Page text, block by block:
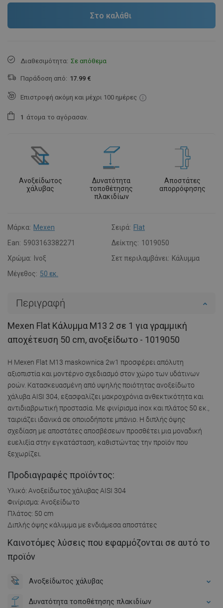
Στο καλάθι
Διαθεσιμότητα: Σε απόθεμα
Παράδοση από: 17.99 €
Επιστροφή ακόμη και μέχρι 100 ημέρες
1 άτομα το αγόρασαν.
Ανοξείδωτος
χάλυβας
Δυνατότητα
τοποθέτησης
πλακιδίων
Αποστάτες
απορρόφησης
Μάρκα: Mexen Σειρά: Flat
Ean: 5903163382271 Δείκτης: 1019050
Χρώμα: Ινοξ Σετ περιλαμβάνει: Κάλυμμα
Μέγεθος: 50 εκ.
Περιγραφή
Mexen Flat Κάλυμμα M13 2 σε 1 για γραμμική
αποχέτευση 50 cm, ανοξείδωτο - 1019050
Η Mexen Flat M13 maskownica 2w1 προσφέρει απόλυτη
αξιοπιστία και μοντέρνο σχεδιασμό στον χώρο των υδάτινων
ροών. Κατασκευασμένη από υψηλής ποιότητας ανοξείδωτο
χάλυβα AISI 304, εξασφαλίζει μακροχρόνια ανθεκτικότητα και
αντιδιαβρωτική προστασία. Με φινίρισμα inox και πλάτος 50 εκ.,
ταιριάζει ιδανικά σε οποιοδήποτε μπάνιο. Η διπλής όψης
σχεδίαση με αποστάτες αποσβέσεων προσθέτει μια μοναδική
ευελιξία στην εγκατάσταση, καθιστώντας την προϊόν που
ξεχωρίζει.
Προδιαγραφές προϊόντος:
Υλικό: Ανοξείδωτος χάλυβας AISI 304
Φινίρισμα: Ανοξείδωτο
Πλάτος: 50 cm
Διπλής όψης κάλυμμα με ενδιάμεσα αποστάτες
Καινοτόμες λύσεις που εφαρμόζονται σε αυτό το
προϊόν
Ανοξείδωτος χάλυβας
Δυνατότητα τοποθέτησης πλακιδίων